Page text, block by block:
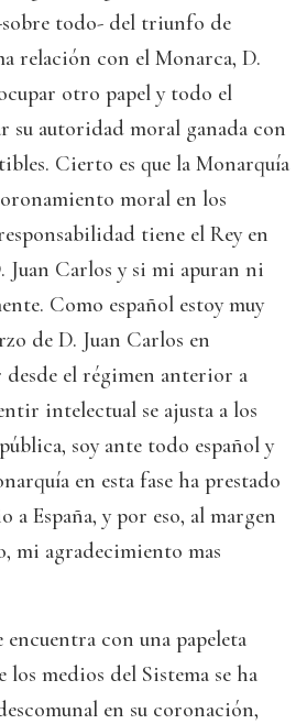
todo- del triunfo de
relación con el Monarca, D.
otro papel y todo el
su autoridad moral ganada con
Cierto es que la Monarquía
moral en los
tiene el Rey en
Juan Carlos y si mi apuran ni
Como español estoy muy
de D. Juan Carlos en
el régimen anterior a
intelectual se ajusta a los
soy ante todo español y
en esta fase ha prestado
a España, y por eso, al margen
mi agradecimiento mas
encuentra con una papeleta
los medios del Sistema se ha
en su coronación,